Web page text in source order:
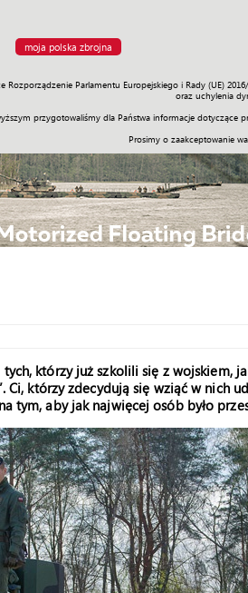
moja polska zbrojna
Rozporządzenie Parlamentu Europejskiego i Rady (UE)
oraz uchylenia
przygotowaliśmy dla Państwa informacje dotyczące
Prosimy o zaakceptowanie
Misje Polityka Prawo Świat
którzy już szkolili się z wojskiem,
Ci, którzy zdecydują się wziąć w nich
tym, aby jak najwięcej osób było